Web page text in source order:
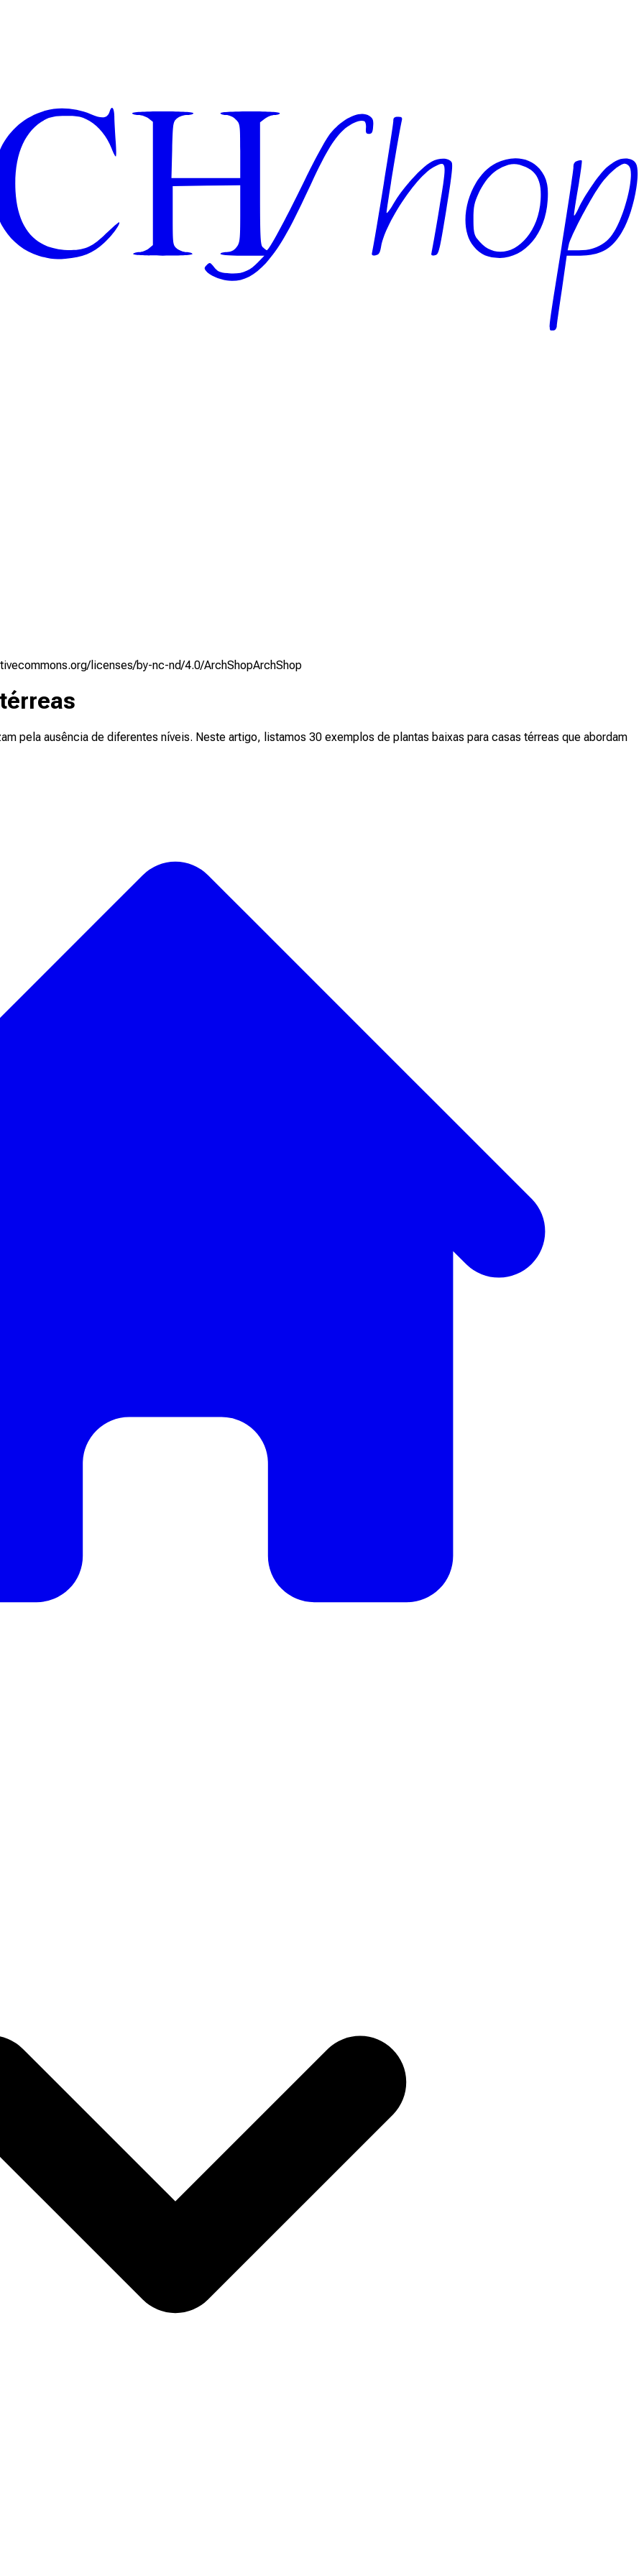
licenses/by-nc-nd/4.0/ArchShopArchShop
pela ausência de diferentes níveis. Neste artigo, listamos 30 exemplos de plantas baixas para casas térreas que abordam